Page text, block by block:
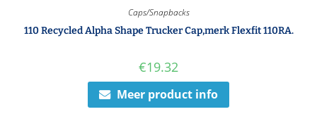
Caps/Snapbacks
110 Recycled Alpha Shape Trucker Cap,merk Flexfit 110RA.
€19.32
Meer product info